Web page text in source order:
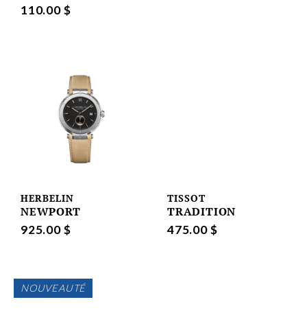
110.00 $
HERBELIN
NEWPORT
925.00 $
TISSOT
TRADITION
475.00 $
NOUVEAUTÉ